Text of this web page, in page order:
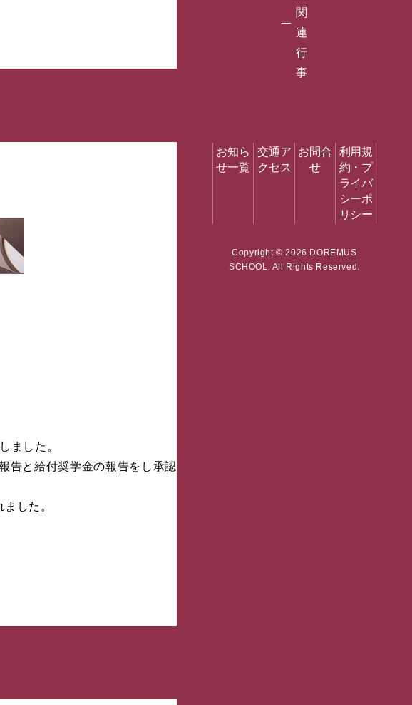
ました。
告と給付奨学金の報告をし承認
した。
関
連
行
事
お知ら
せ一覧
交通ア
クセス
お問合
せ
利用規
約・ プ
ライバ
シーポ
リシー
Copyright ©2026 DOREMUS
SCHOOL. All Rights Reserved.